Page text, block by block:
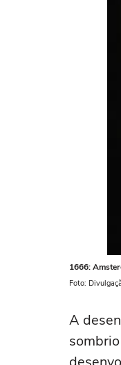
1666:
Foto:
A